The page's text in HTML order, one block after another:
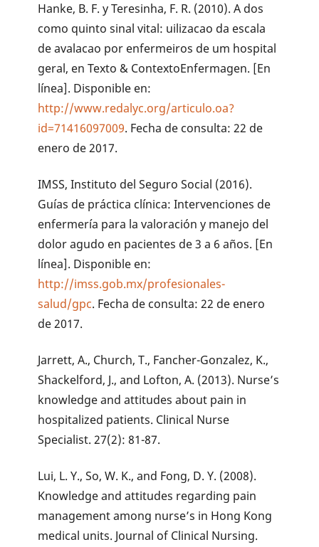
Hanke, B. F. y Teresinha, F. R. (2010). A dos
como quinto sinal vital: uilizacao da escala
de avalacao por enfermeiros de um hospital
geral, en Texto & ContextoEnfermagen. [En
línea]. Disponible en:
http://www.redalyc.org/articulo.oa?
id=71416097009. Fecha de consulta: 22 de
enero de 2017.
IMSS, Instituto del Seguro Social (2016).
Guías de práctica clínica: Intervenciones de
enfermería para la valoración y manejo del
dolor agudo en pacientes de 3 a 6 años. [En
línea]. Disponible en:
http://imss.gob.mx/profesionales-
salud/gpc. Fecha de consulta: 22 de enero
de 2017.
Jarrett, A., Church, T., Fancher-Gonzalez, K.,
Shackelford, J., and Lofton, A. (2013). Nurse’s
knowledge and attitudes about pain in
hospitalized patients. Clinical Nurse
Specialist. 27(2): 81-87.
Lui, L. Y., So, W. K., and Fong, D. Y. (2008).
Knowledge and attitudes regarding pain
management among nurse’s in Hong Kong
medical units. Journal of Clinical Nursing.